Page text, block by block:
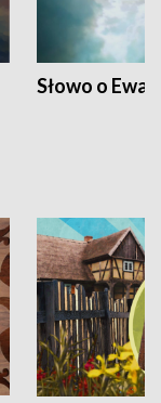
Słowo o